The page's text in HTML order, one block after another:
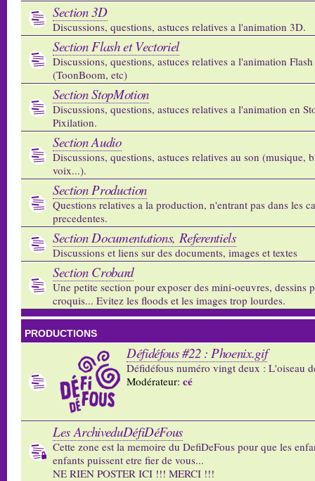
Section 3D
Discussions, questions, astuces relatives a l'animation 3D.
Section Flash et Vectoriel
Discussions, questions, astuces relatives a l'animation
(ToonBoom, etc)
Section StopMotion
Discussions, questions, astuces relatives a l'animation en
Pixilation.
Section Audio
Discussions, questions, astuces relatives au son (musique,
voix...).
Section Production
Questions relatives a la production, n'entrant pas dans les
precedentes.
Section Documentations, Referentiels
Discussions et liens sur des documents, images et textes
Section Crobard
Une petite section pour exposer des mini-oeuvres, dessins
croquis... Evitez les floods et les images trop lourdes.
PRODUCTIONS
Défidéfous #22 : Phoenix.gif
Défidéfous numéro vingt deux : L'oiseau
Modérateur: cé
Les ArchiveduDéfiDéFous
Cette zone est la memoire du DefiDeFous pour que les
enfants puissent etre fier de vous...
NE RIEN POSTER ICI !!! MERCI !!!